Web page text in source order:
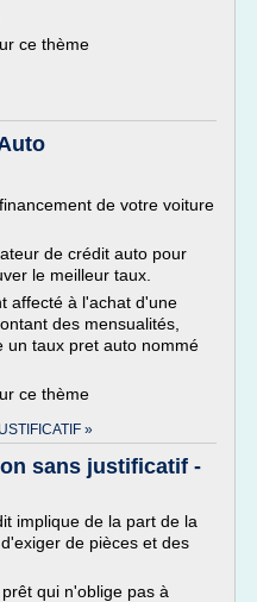
ce thème
de votre voiture
de crédit auto pour
le meilleur taux.
affecté à l'achat d'une
des mensualités,
un taux pret auto nommé
ce thème
»
sans justificatif -
implique de la part de la
de pièces et des
qui n'oblige pas à